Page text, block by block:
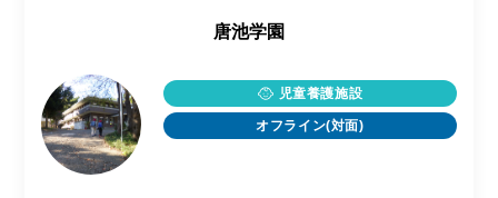
唐池学園
児童養護施設
オフライン(対面)